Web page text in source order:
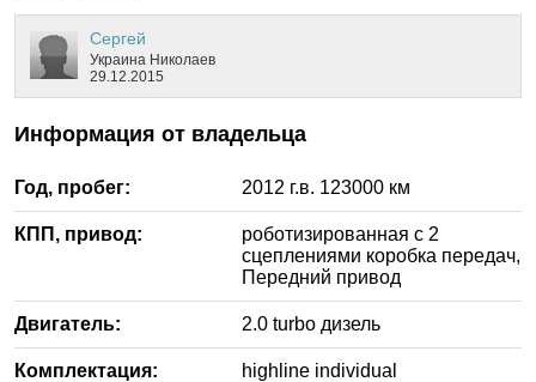
Cергей
Украина Николаев
29.12.2015
Информация от владельца
Год, пробег: 2012 г.в. 123000 км
КПП, привод:
роботизированная с 2
сцеплениями коробка передач,
Передний привод
Двигатель: 2.0 turbo дизель
Комплектация: highline individual